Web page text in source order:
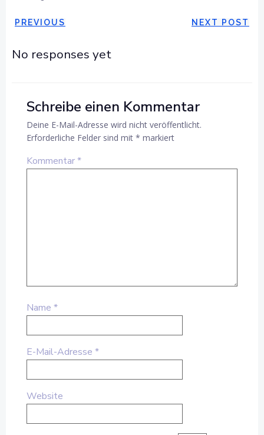
POST
NAVIGATION
PREVIOUS
POSTNEXT POST
No responses yet
Schreibe einen Kommentar
Deine E-Mail-Adresse wird nicht veröffentlicht.
Erforderliche Felder sind mit * markiert
Kommentar*
Name *
E-Mail-Adresse *
Website